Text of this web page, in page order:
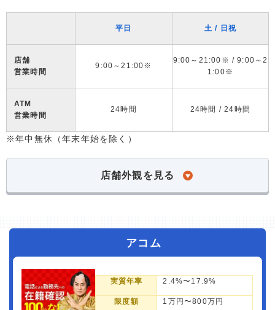
平日 土 / 日祝
店舗
営業時間
9:00～21:00※
9:00～21:00※ / 9:00～2
1:00※
ATM
営業時間
24時間 24時間 / 24時間
※年中無休（年末年始を除く）
店舗外観を見る
アコム
実質年率 2.4%〜17.9%
限度額 1万円〜800万円